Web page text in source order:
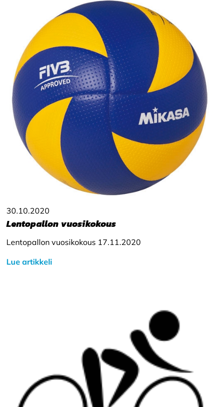
30.10.2020
Lentopallon vuosikokous
Lentopallon vuosikokous 17.11.2020
Lue artikkeli